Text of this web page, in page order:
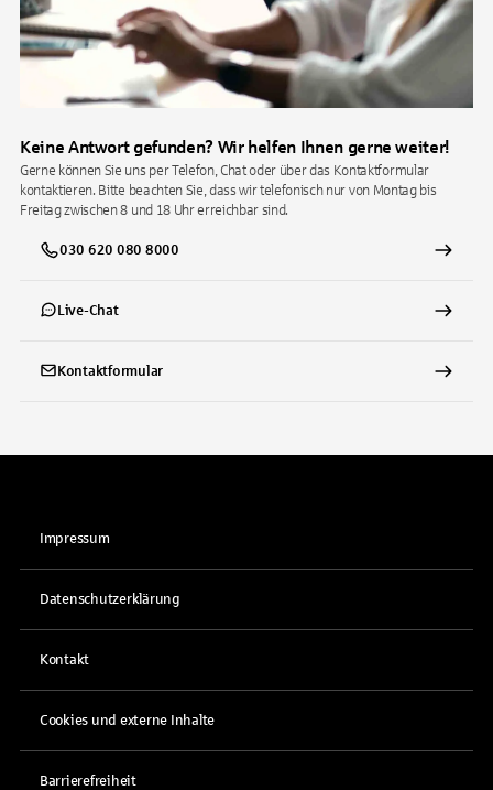
Keine Antwort gefunden? Wir helfen Ihnen gerne weiter!
Gerne können Sie uns per Telefon, Chat oder über das Kontaktformular
kontaktieren. Bitte beachten Sie, dass wir telefonisch nur von Montag bis
Freitag zwischen 8 und 18 Uhr erreichbar sind.
030 620 080 8000
Live-Chat
Kontaktformular
Impressum
Datenschutzerklärung
Kontakt
Cookies und externe Inhalte
Barrierefreiheit